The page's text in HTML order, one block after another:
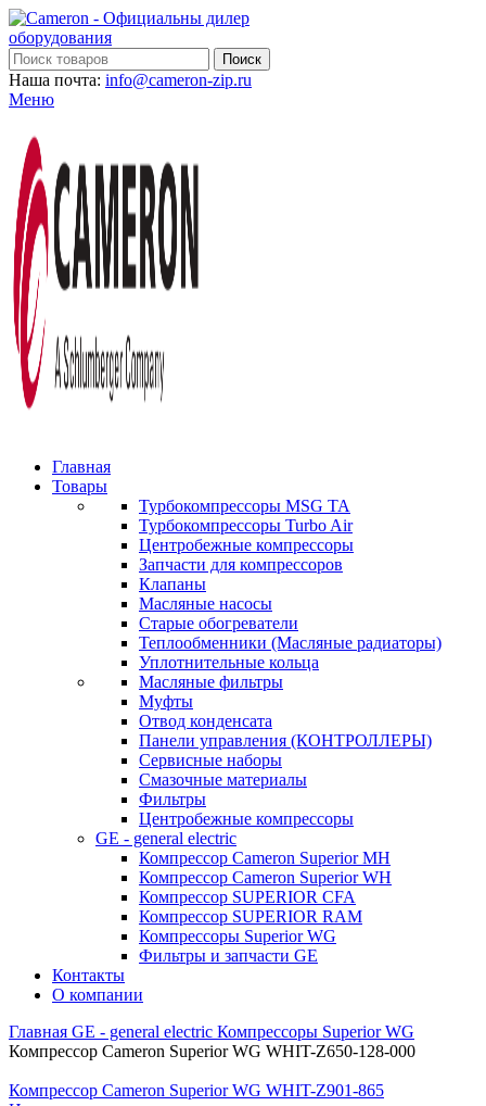
Поиск
Наша почта: info@cameron-zip.ru
Меню
Главная
Товары
Турбокомпрессоры MSG TA
Турбокомпрессоры Turbo Air
Центробежные компрессоры
Запчасти для компрессоров
Клапаны
Масляные насосы
Старые обогреватели
Теплообменники (Масляные радиаторы)
Уплотнительные кольца
Масляные фильтры
Муфты
Отвод конденсата
Панели управления (КОНТРОЛЛЕРЫ)
Сервисные наборы
Смазочные материалы
Фильтры
Центробежные компрессоры
GE - general electric
Компрессор Cameron Superior MH
Компрессор Cameron Superior WH
Компрессор SUPERIOR CFA
Компрессор SUPERIOR RAM
Компрессоры Superior WG
Фильтры и запчасти GE
Контакты
О компании
Главная GE - general electric Компрессоры Superior WG
Компрессор Cameron Superior WG WHIT-Z650-128-000
Компрессор Cameron Superior WG WHIT-Z901-865